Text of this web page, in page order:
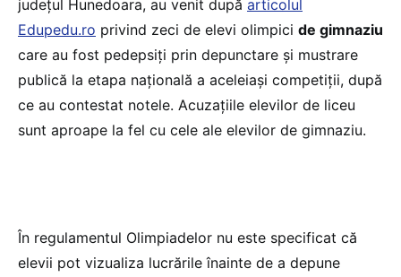
județul Hunedoara, au venit după articolul
Edupedu.ro privind zeci de elevi olimpici de gimnaziu
care au fost pedepsiți prin depunctare și mustrare
publică la etapa națională a aceleiași competiții, după
ce au contestat notele. Acuzațiile elevilor de liceu
sunt aproape la fel cu cele ale elevilor de gimnaziu.
În regulamentul Olimpiadelor nu este specificat că
elevii pot vizualiza lucrările înainte de a depune